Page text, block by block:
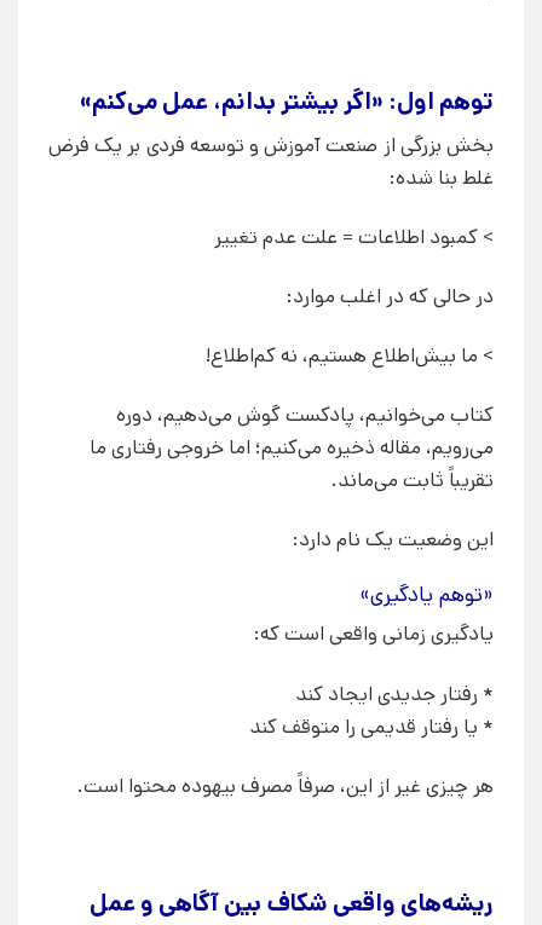
توهم اول: «اگر بیشتر بدانم، عمل می‌کنم»
بخش بزرگی از صنعت آموزش و توسعه فردی بر یک فرض
غلط بنا شده:
> کمبود اطلاعات = علت عدم تغییر
در حالی که در اغلب موارد:
> ما بیش‌اطلاع هستیم، نه کم‌اطلاع!
کتاب می‌خوانیم، پادکست گوش می‌دهیم، دوره
می‌رویم، مقاله ذخیره می‌کنیم؛ اما خروجی رفتاری ما
تقریباً ثابت می‌ماند.
این وضعیت یک نام دارد:
«توهم یادگیری»
یادگیری زمانی واقعی است که:
* رفتار جدیدی ایجاد کند
* یا رفتار قدیمی را متوقف کند
هر چیزی غیر از این، صرفاً مصرف بیهوده محتوا است.
ریشه‌های واقعی شکاف بین آگاهی و عمل